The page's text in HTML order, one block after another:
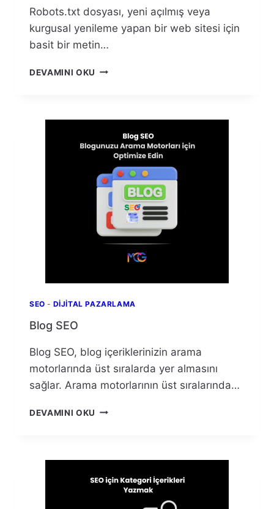
Robots.txt dosyası, yeni açılmış veya
kurgusal yenileme yapan bir web sitesi için
basit bir metin…
DEVAMINI OKU ROBOTS.TXT
OLUŞTURULUR?
SEO - DIJITAL PAZARLAMA
Blog SEO
Blog SEO, blog içeriklerinizin arama
motorlarında üst sıralarda yer almasını
sağlar. Arama motorlarının üst sıralarında…
DEVAMINI OKU BLOG